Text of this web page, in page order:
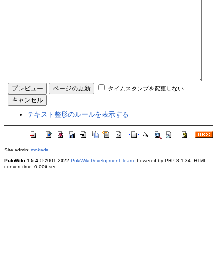
タイムスタンプを変更しない
テキスト整形のルールを表示する
Site admin: mokada
PukiWiki 1.5.4© 2001-2022 PukiWiki Development Team. Powered by PHP 8.1.34. HTML
convert time: 0.006 sec.